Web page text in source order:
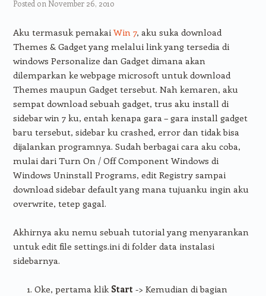
Posted on November 26, 2010
Aku termasuk pemakai Win 7, aku suka download
Themes & Gadget yang melalui link yang tersedia di
windows Personalize dan Gadget dimana akan
dilemparkan ke webpage microsoft untuk download
Themes maupun Gadget tersebut. Nah kemaren, aku
sempat download sebuah gadget, trus aku install di
sidebar win 7 ku, entah kenapa gara – gara install gadget
baru tersebut, sidebar ku crashed, error dan tidak bisa
dijalankan programnya. Sudah berbagai cara aku coba,
mulai dari Turn On / Off Component Windows di
Windows Uninstall Programs, edit Registry sampai
download sidebar default yang mana tujuanku ingin aku
overwrite, tetep gagal.
Akhirnya aku nemu sebuah tutorial yang menyarankan
untuk edit file settings.ini di folder data instalasi
sidebarnya.
Oke, pertama klik Start-> Kemudian di bagian